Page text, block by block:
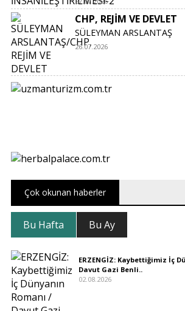
CHP, REJİM VE DEVLET
SÜLEYMAN ARSLANTAŞ
26.07.2026
Çok okunan haberler
Bu Hafta Bu Ay
ERZENGİZ: Kaybettiğimiz İç
Davut Gazi Benli..
02.08.2026